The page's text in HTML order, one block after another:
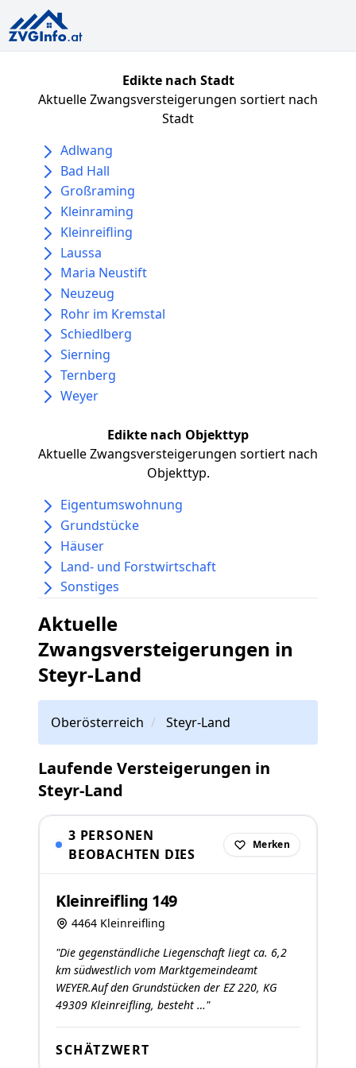
Edikte nach Stadt
Aktuelle Zwangsversteigerungen sortiert nach
Stadt
Adlwang
Bad Hall
Großraming
Kleinraming
Kleinreifling
Laussa
Maria Neustift
Neuzeug
Rohr im Kremstal
Schiedlberg
Sierning
Ternberg
Weyer
Edikte nach Objekttyp
Aktuelle Zwangsversteigerungen sortiert nach
Objekttyp.
Eigentumswohnung
Grundstücke
Häuser
Land- und Forstwirtschaft
Sonstiges
Aktuelle
Zwangsversteigerungen in
Steyr-Land
Oberösterreich Steyr-Land
Laufende Versteigerungen in
Steyr-Land
3 PERSONEN
BEOBACHTEN DIES
Merken
Kleinreifling 149
4464 Kleinreifling
"Die gegenständliche Liegenschaft liegt ca. 6,2
km südwestlich vom Marktgemeindeamt
WEYER.Auf den Grundstücken der EZ 220, KG
49309 Kleinreifling, besteht …"
SCHÄTZWERT